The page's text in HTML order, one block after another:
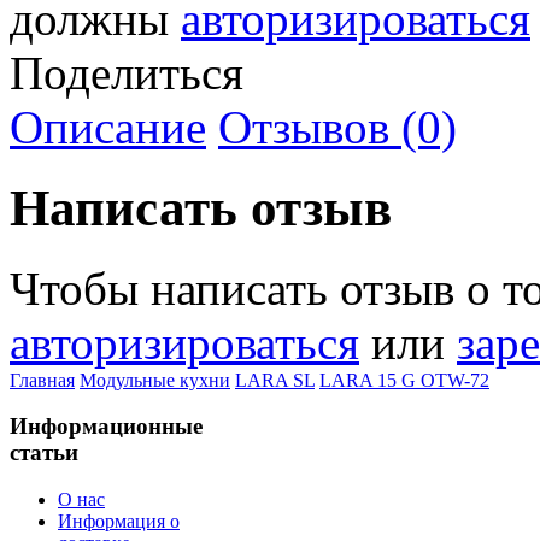
должны авторизироваться
Поделиться
Описание Отзывов (0)
Написать отзыв
Чтобы написать отзыв о
авторизироваться или
Главная Модульные кухни LARA SL LARA 15 G OTW-72
Информационные
статьи
О нас
Информация о